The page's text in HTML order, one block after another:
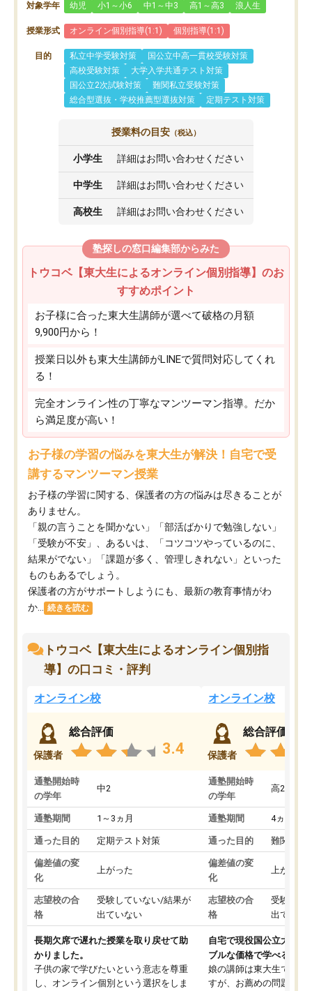
対象学年 幼児 小1～小6 中1～中3 高1～高3 浪人生
授業形式 オンライン個別指導(1:1) 個別指導(1:1)
目的 私立中学受験対策
国公立中高一貫校受験対策
高校受験対策
大学入学共通テスト対策
国公立2次試験対策
難関私立受験対策
総合型選抜・学校推薦型選抜対策
定期テスト対策
授業料の目安 （税込）
小学生 詳細はお問い合わせください
中学生 詳細はお問い合わせください
高校生 詳細はお問い合わせください
塾探しの窓口編集部からみた
トウコベ【東大生によるオンライン個別指導】のお
すすめポイント
お子様に合った東大生講師が選べて破格の月額
9,900円から！
授業日以外も東大生講師がLINEで質問対応してくれ
る！
完全オンライン性の丁寧なマンツーマン指導。だか
ら満足度が高い！
お子様の学習の悩みを東大生が解決！自宅で受
講するマンツーマン授業
お子様の学習に関する、保護者の方の悩みは尽きることが
ありません。
「親の言うことを聞かない」「部活ばかりで勉強しない」
「受験が不安」、あるいは、「コツコツやっているのに、
結果がでない」「課題が多く、管理しきれない」といった
ものもあるでしょう。
保護者の方がサポートしようにも、最新の教育事情がわ
か...
続きを読む
トウコベ【東大生によるオンライン個別指
導】の口コミ・評判
オンライン校
保護者
総合評価
3.4
通塾開始時
の学年
中2
通塾期間 1～3ヵ月
通った目的 定期テスト対策
偏差値の変
化
上がった
志望校の合
格
受験していない/結果が
出ていない
長期欠席で遅れた授業を取り戻せて助
かりました。
子供の家で学びたいという意志を尊重
し、オンライン個別という選択をしま
オンライン校
保護者
総合評価
通塾開始時
の学年
高2
通塾期間 4ヵ月～1
通った目的 難関私立
偏差値の変
化
上がった
志望校の合
格
受験して
出ていな
自宅で現役国公立大学生
ブルな価格で学べる
娘の講師は東大生では無
すが、お薦めの問題集や